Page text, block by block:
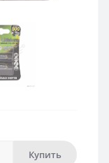
Купить